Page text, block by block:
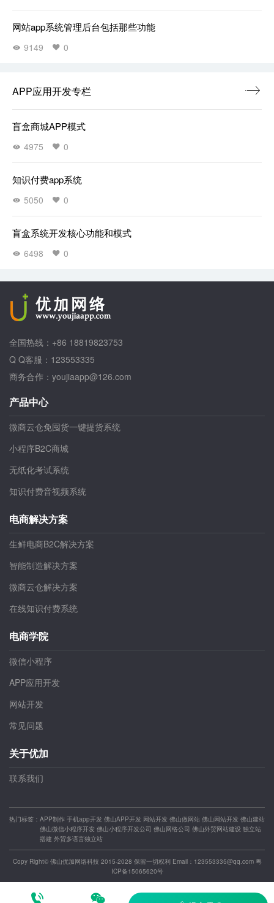
网站app系统管理后台包括那些功能
9149 0
APP应用开发专栏
盲盒商城APP模式
4975 0
知识付费app系统
5050 0
盲盒系统开发核心功能和模式
6498 0
全国热线：+86 18819823753
Q Q客服：123553335
商务合作：youjiaapp@126.com
产品中心
微商云仓免囤货一键提货系统
小程序B2C商城
无纸化考试系统
知识付费音视频系统
电商解决方案
生鲜电商B2C解决方案
智能制造解决方案
微商云仓解决方案
在线知识付费系统
电商学院
微信小程序
APP应用开发
网站开发
常见问题
关于优加
联系我们
热门标签： APP制作 手机app开发 佛山APP开发 网站开发 佛山做网站 佛山网站开发 佛山建站
佛山微信小程序开发 佛山小程序开发公司 佛山网络公司 佛山外贸网站建设 独立站
搭建 外贸多语言独立站
Copy Right© 佛山优加网络科技 2015-2028 保留一切权利 Email：123553335@qq.com 粤
ICP备15065620号